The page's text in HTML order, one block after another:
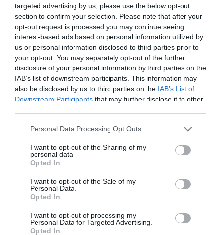
targeted advertising by us, please use the below opt-out
section to confirm your selection. Please note that after your
opt-out request is processed you may continue seeing
interest-based ads based on personal information utilized by
us or personal information disclosed to third parties prior to
your opt-out. You may separately opt-out of the further
disclosure of your personal information by third parties on the
IAB’s list of downstream participants. This information may
also be disclosed by us to third parties on the IAB’s List of
Downstream Participants that may further disclose it to other
Please note that this website/app uses one or more Google
not limited to your visit or usage behaviour. You may click to
grant or deny consent to Google and its third-party tags to
use your data for below specified purposes in below Google
consent section.
Personal Data Processing Opt Outs
I want to opt-out of the Sharing of my
personal data.
Opted In
I want to opt-out of the Sale of my
Personal Data.
Opted In
I want to opt-out of processing my
Personal Data for Targeted Advertising.
Opted In
miniszterelnök szerint Lőrincz Viktória a
kampány során bebizonyította, hogy
„kérlelhetetlen, nagy tudású, emberséges és
szorgalmas hazafi”, akinek korábbi
önkormányzati és jogi tapasztalatai sokat
segítenek majd a kiemelt jelentőségű
minisztérium méltó vezetésében. Egyetértettek
egyenlőtlenségek csökkentésére”.
A Miniszterelnökség vezetésével Ruff Bálintot
bízta meg Magyar Péter. Ruff Bálint politikai
elemzőt a legtöbben talán a Partizán Vétó című